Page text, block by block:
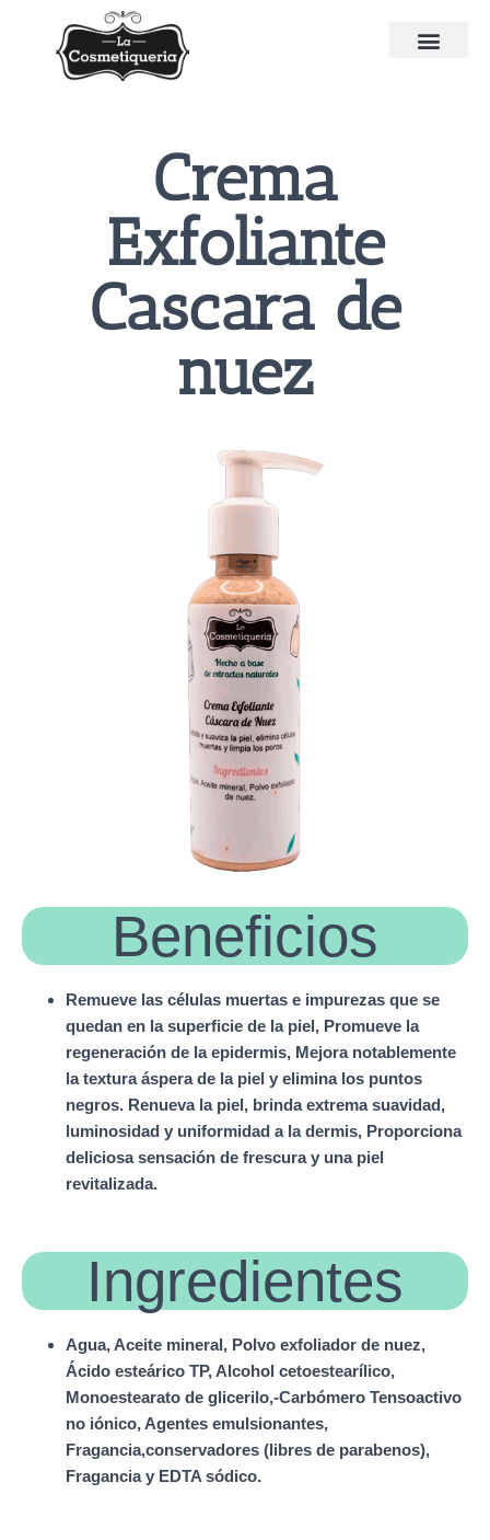
Crema
Exfoliante
Cascara de
nuez
Beneficios
Remueve las células muertas e impurezas que se
quedan en la superficie de la piel, Promueve la
regeneración de la epidermis, Mejora notablemente
la textura áspera de la piel y elimina los puntos
negros. Renueva la piel, brinda extrema suavidad,
luminosidad y uniformidad a la dermis, Proporciona
deliciosa sensación de frescura y una piel
revitalizada.
Ingredientes
Agua, Aceite mineral, Polvo exfoliador de nuez,
Ácido esteárico TP, Alcohol cetoestearílico,
Monoestearato de glicerilo,-Carbómero Tensoactivo
no iónico, Agentes emulsionantes,
Fragancia,conservadores (libres de parabenos),
Fragancia y EDTA sódico.